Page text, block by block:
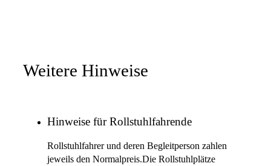
Weitere Hinweise
Hinweise für Rollstuhlfahrende
Rollstuhlfahrer und deren Begleitperson zahlen
jeweils den Normalpreis.Die Rollstuhlplätze